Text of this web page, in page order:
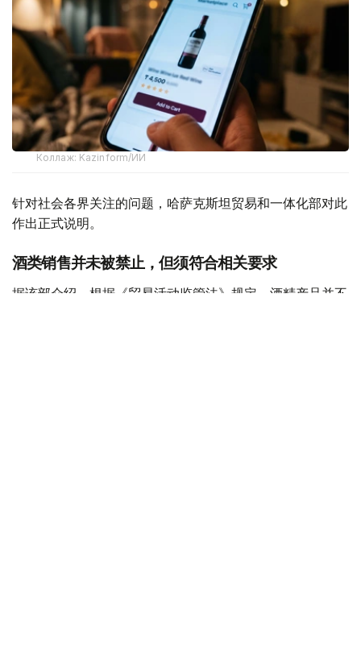
Коллаж: Kazinform/ИИ
针对社会各界关注的问题，哈萨克斯坦贸易和一体化部对此
作出正式说明。
酒类销售并未被禁止，但须符合相关要求
据该部介绍，根据《贸易活动监管法》规定，酒精产品并不